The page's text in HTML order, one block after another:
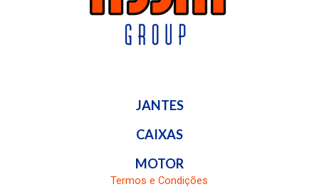
JANTES
CAIXAS
MOTOR
Termos e Condições